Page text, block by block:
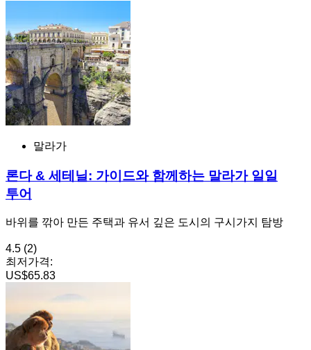
말라가
론다 & 세테닐: 가이드와 함께하는 말라가 일일
투어
바위를 깎아 만든 주택과 유서 깊은 도시의 구시가지 탐방
4.5 (2)
최저가격:
US$65.83